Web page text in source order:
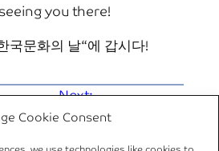
Cookie Consent
you there!
국문화의 날“에 갑시다!
Group
Next:
Congratulations to